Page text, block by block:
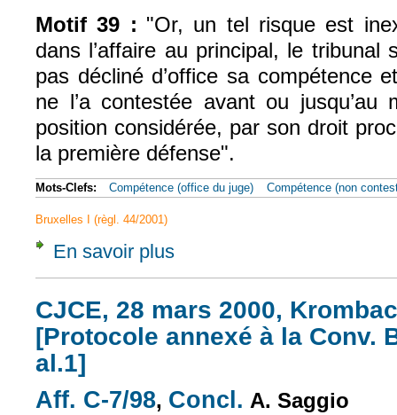
Motif 39 : "Or, un tel risque est
dans l’affaire au principal, le tribunal
pas décliné d’office sa compétence
ne l’a contestée avant ou
position considérée, par son droit
la première défense".
Mots-Clefs: Compétence (office du juge) Compétence (non
Bruxelles I (règl. 44/2001)
En savoir plus
CJCE, 28 mars 2000,
[Protocole annexé à la Conv.
al.1]
Aff. C-7/98 (le lien est externe)
, Concl. (le lien est externe)
A. Saggio